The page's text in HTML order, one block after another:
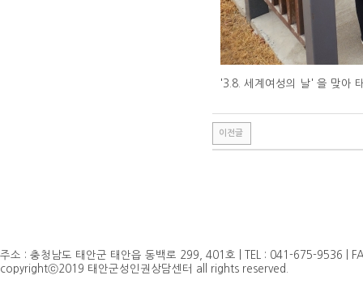
'3.8. 세계여성의 날' 을 맞아
이전글
주소 : 충청남도 태안군 태안읍 동백로 299, 401호 | TEL : 041-675-9536 |
copyrightⓒ2019 태안군성인권상담센터 all rights reserved.